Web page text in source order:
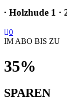
∙ Holzhude 1 ·
0
IM ABO BIS ZU
35%
SPAREN